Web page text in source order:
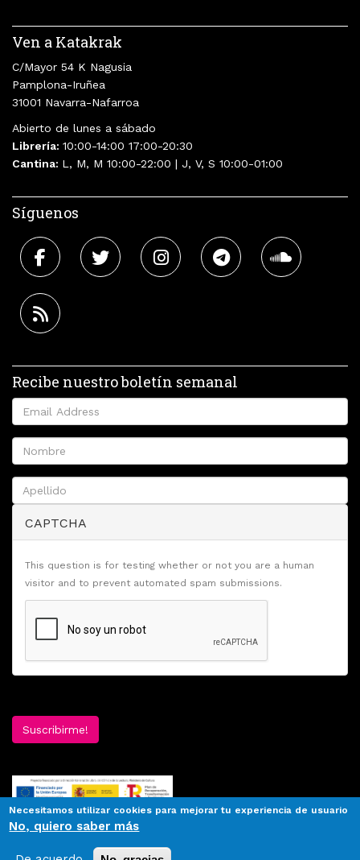
Ven a Katakrak
C/Mayor 54 K Nagusia
Pamplona-Iruñea
31001 Navarra-Nafarroa
Abierto de lunes a sábado
Librería: 10:00-14:00 17:00-20:30
Cantina: L, M, M 10:00-22:00 | J, V, S 10:00-01:00
Síguenos
Recibe nuestro boletín semanal
CAPTCHA
This question is for testing whether or not you are a human
visitor and to prevent automated spam submissions.
Suscribirme!
Necesitamos utilizar cookies para mejorar tu experiencia de usuario
No, quiero saber más